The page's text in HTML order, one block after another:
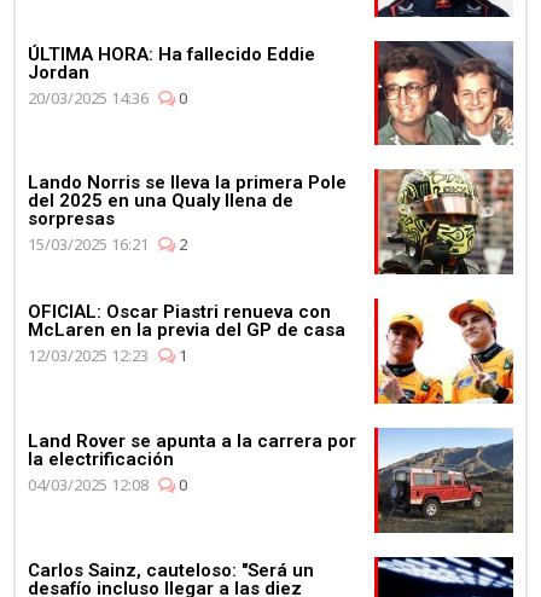
ÚLTIMA HORA: Ha fallecido Eddie
Jordan
20/03/2025 14:36
0
Lando Norris se lleva la primera Pole
del 2025 en una Qualy llena de
sorpresas
15/03/2025 16:21
2
OFICIAL: Oscar Piastri renueva con
McLaren en la previa del GP de casa
12/03/2025 12:23
1
Land Rover se apunta a la carrera por
la electrificación
04/03/2025 12:08
0
Carlos Sainz, cauteloso: "Será un
desafío incluso llegar a las diez